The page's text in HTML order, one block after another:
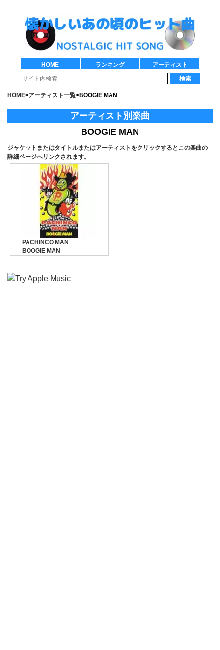
HOME ランキング
アーティスト
検索
HOME>アーティスト一覧>BOOGIE MAN
アーティスト別楽曲
BOOGIE MAN
ジャケットまたはタイトルまたはアーティストをクリックするとこの楽曲の
詳細ページへリンクされます。
PACHINCO MAN
BOOGIE MAN